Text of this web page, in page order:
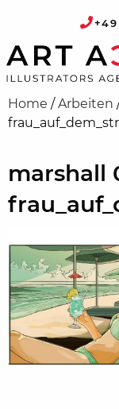
+49
Home /Arbeiten
marshall